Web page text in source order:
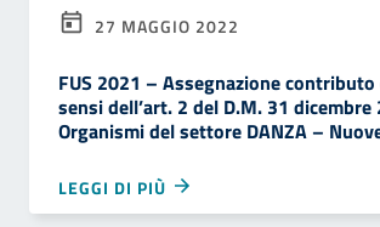
27 MAGGIO 2022
FUS 2021 – Assegnazione
sensi dell’art. 2 del D.M. 31
Organismi del settore DANZA –
LEGGI DI PIÙ